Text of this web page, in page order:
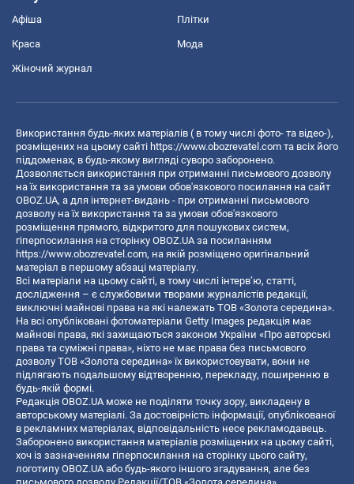
Афіша Плітки
Краса Мода
Жіночий журнал
Використання будь-яких матеріалів ( в тому числі фото- та відео-),
розміщених на цьому сайті https://www.obozrevatel.com та всіх його
піддоменах, в будь-якому вигляді суворо заборонено.
Дозволяється використання при отриманні письмового дозволу
на їх використання та за умови обов'язкового посилання на сайт
OBOZ.UA, а для інтернет-видань - при отриманні письмового
дозволу на їх використання та за умови обов'язкового
розміщення прямого, відкритого для пошукових систем,
гіперпосилання на сторінку OBOZ.UA за посиланням
https://www.obozrevatel.com, на якій розміщено оригінальний
матеріал в першому абзаці матеріалу.
Всі матеріали на цьому сайті, в тому числі інтерв’ю, статті,
дослідження – є службовими творами журналістів редакції,
виключні майнові права на які належать ТОВ «Золота середина».
На всі опубліковані фотоматеріали Getty Images редакція має
майнові права, які захищаються законом України «Про авторські
права та суміжні права», ніхто не має права без письмового
дозволу ТОВ «Золота середина» їх використовувати, вони не
підлягають подальшому відтворенню, перекладу, поширенню в
будь-якій формі.
Редакція OBOZ.UA може не поділяти точку зору, викладену в
авторському матеріалі. За достовірність інформації, опублікованої
в рекламних матеріалах, відповідальність несе рекламодавець.
Заборонено використання матеріалів розміщених на цьому сайті,
хоч із зазначенням гіперпосилання на сторінку цього сайту,
логотипу OBOZ.UA або будь-якого іншого згадування, але без